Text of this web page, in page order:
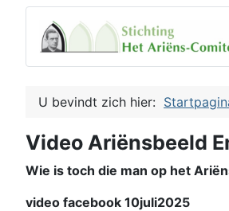
U bevindt zich hier:
Video Ariënsbeeld
Wie is toch die man op het
video facebook 10juli2025